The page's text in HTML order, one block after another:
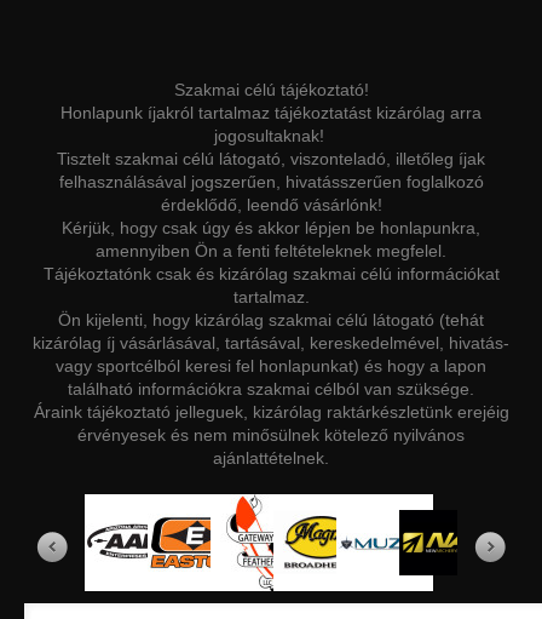
Szakmai célú tájékoztató!
Honlapunk íjakról tartalmaz tájékoztatást kizárólag arra
jogosultaknak!
Tisztelt szakmai célú látogató, viszonteladó, illetőleg íjak
felhasználásával jogszerűen, hivatásszerűen foglalkozó
érdeklődő, leendő vásárlónk!
Kérjük, hogy csak úgy és akkor lépjen be honlapunkra,
amennyiben Ön a fenti feltételeknek megfelel.
Tájékoztatónk csak és kizárólag szakmai célú információkat
tartalmaz.
Ön kijelenti, hogy kizárólag szakmai célú látogató (tehát
kizárólag íj vásárlásával, tartásával, kereskedelmével, hivatás-
vagy sportcélból keresi fel honlapunkat) és hogy a lapon
található információkra szakmai célból van szüksége.
Áraink tájékoztató jelleguek, kizárólag raktárkészletünk erejéig
érvényesek és nem minősülnek kötelező nyilvános
ajánlattételnek.